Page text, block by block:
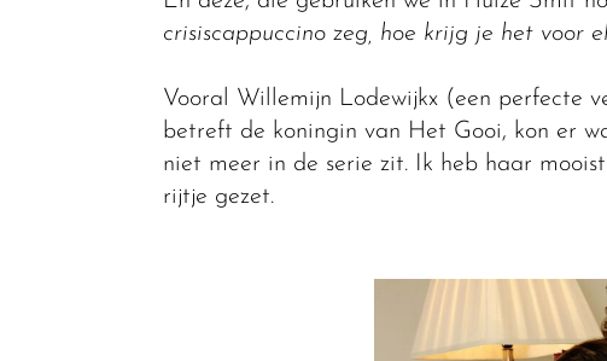
crisiscappuccino zeg, hoe krijg je het voor
Vooral Willemijn Lodewijkx (een perfecte
betreft de koningin van Het Gooi, kon er
niet meer in de serie zit. Ik heb haar
rijtje gezet.